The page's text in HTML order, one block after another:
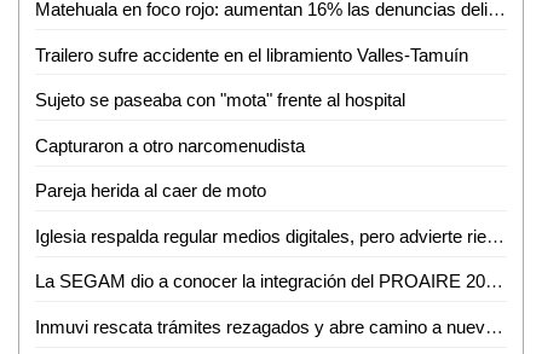
Matehuala en foco rojo: aumentan 16% las denuncias delictivas en un año
Trailero sufre accidente en el libramiento Valles-Tamuín
Sujeto se paseaba con "mota" frente al hospital
Capturaron a otro narcomenudista
Pareja herida al caer de moto
Iglesia respalda regular medios digitales, pero advierte riesgo de caer en el autoritarismo
La SEGAM dio a conocer la integración del PROAIRE 2026-2036 para fortalecer la calidad del aire en la zona metropolitana
Inmuvi rescata trámites rezagados y abre camino a nuevas escrituraciones en Ciudad Valles